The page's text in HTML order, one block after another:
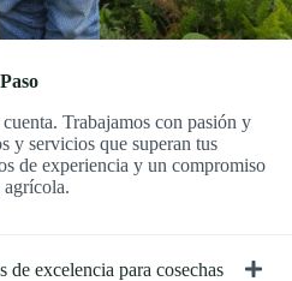
Trabajamos con pasión y
y servicios que superan tus
de experiencia y un compromiso
agrícola.
de excelencia para cosechas